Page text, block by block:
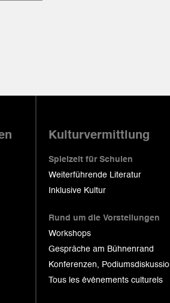
Kulturvermittlung
Spielzeit für Schulen
Weiterführende Literatur
Inklusive Kultur
Rund um die Vorstellungen
Workshops
Gespräche am Bühnenrand
Konferenzen,
Tous les événements culturels